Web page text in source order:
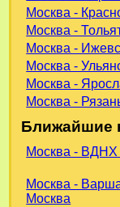
Москва -
Москва -
Москва -
Москва -
Москва -
Москва -
Ближайшие
Москва - ВДНХ
Москва -
Москва